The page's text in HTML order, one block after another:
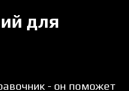
для
- он поможет